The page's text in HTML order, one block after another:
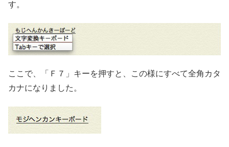
す。
ここで、「Ｆ７」キーを押すと、この様にすべて全角カタ
カナになりました。